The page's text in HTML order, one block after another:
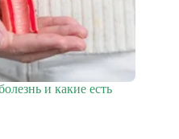
и какие есть